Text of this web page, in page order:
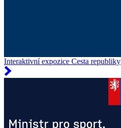
Interaktivní expozice Cesta republiky